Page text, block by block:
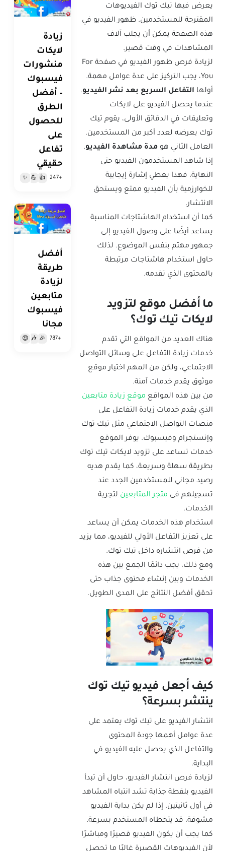
تغيير العملة:
حسابي
يعرض فيها تيك توك الفيديوهات
المقترحة للمستخدمين. ظهور الفيديو في
هذه الصفحة يمكن أن يجلب آلاف
المشاهدات في وقت قصير.
لزيادة فرص ظهور الفيديو في صفحة For
You، يجب التركيز على عدة عوامل مهمة.
أولها التفاعل السريع بعد نشر الفيديو.
عندما يحصل الفيديو على لايكات
وتعليقات في الدقائق الأولى، يقوم تيك
توك بعرضه لعدد أكبر من المستخدمين.
العامل الثاني هو مدة مشاهدة الفيديو.
إذا شاهد المستخدمون الفيديو حتى
النهاية، فهذا يعطي إشارة إيجابية
للخوارزمية بأن الفيديو ممتع ويستحق
الانتشار.
كما أن استخدام الهاشتاجات المناسبة
يساعد أيضًا على وصول الفيديو إلى
جمهور مهتم بنفس الموضوع. لذلك
حاول استخدام هاشتاجات مرتبطة
بالمحتوى الذي تقدمه.
ما أفضل موقع لتزويد
لايكات تيك توك؟
هناك العديد من المواقع التي تقدم
خدمات زيادة التفاعل على وسائل التواصل
الاجتماعي، ولكن من المهم اختيار موقع
موثوق يقدم خدمات آمنة.
من بين هذه المواقع موقع زيادة متابعين
الذي يقدم خدمات زيادة التفاعل على
منصات التواصل الاجتماعي مثل تيك توك
وإنستجرام وفيسبوك. يوفر الموقع
خدمات تساعد على تزويد لايكات تيك توك
بطريقة سهلة وسريعة، كما يقدم هديه
رصيد مجاني للمستخدمين الجدد عند
تسجيلهم فى متجر المتابعين لتجربة
الخدمات.
استخدام هذه الخدمات يمكن أن يساعد
على تعزيز التفاعل الأولي للفيديو، مما يزيد
من فرص انتشاره داخل تيك توك.
ومع ذلك، يجب دائمًا الجمع بين هذه
الخدمات وبين إنشاء محتوى جذاب حتى
تحقق أفضل النتائج على المدى الطويل.
كيف أجعل فيديو تيك توك
ينتشر بسرعة؟
انتشار الفيديو على تيك توك يعتمد على
عدة عوامل أهمها جودة المحتوى
والتفاعل الذي يحصل عليه الفيديو في
البداية.
لزيادة فرص انتشار الفيديو، حاول أن تبدأ
الفيديو بلقطة جذابة تشد انتباه المشاهد
في أول ثانيتين. إذا لم يكن بداية الفيديو
مشوقة، قد يتخطاه المستخدم بسرعة.
كما يجب أن يكون الفيديو قصيرًا ومباشرًا
لأن الفيديوهات القصيرة غالبًا ما تحصل
زيادة
لايكات
منشورات
فيسبوك
– أفضل
الطرق
للحصول
على
تفاعل
حقيقي
+247
👍
💪
✨
أفضل
طريقة
لزيادة
متابعين
فيسبوك
مجانا
+787
🎉
🎶
😍